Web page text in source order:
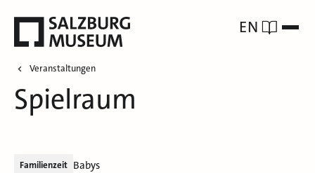
EN
Veranstaltungen
Spielraum
Familienzeit Babys